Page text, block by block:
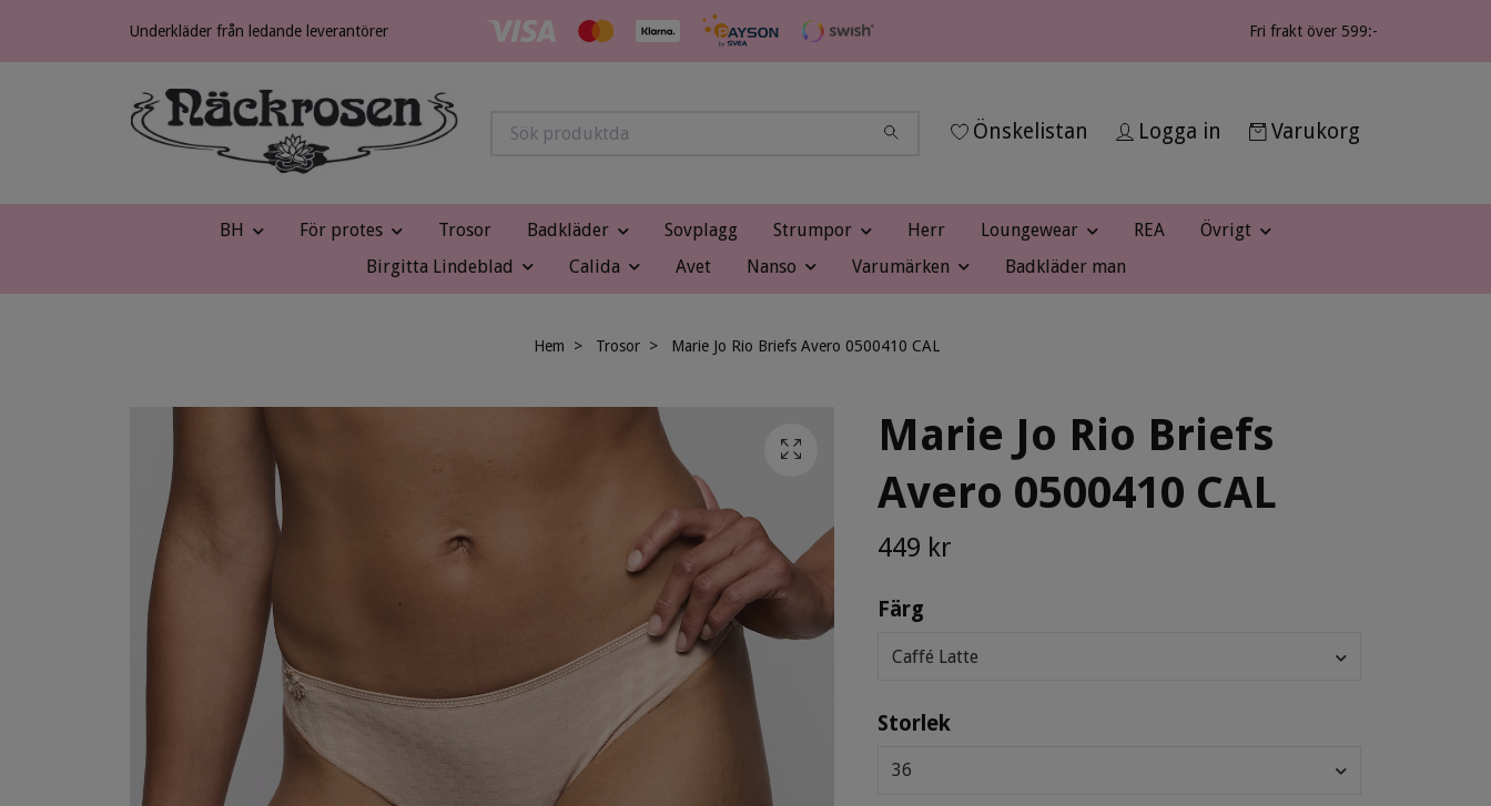
Underkläder från ledande leverantörer Fri frakt över 599:-
Önskelistan Logga in Varukorg
BH För protes Trosor Badkläder Sovplagg Strumpor Herr Loungewear REA
Övrigt
Birgitta Lindeblad
Calida Avet Nanso Varumärken Badkläder man
Hem Trosor Marie Jo Rio Briefs Avero 0500410 CAL
Marie Jo Rio Briefs
Avero 0500410 CAL
449 kr
Färg
Caffé Latte
Storlek
36